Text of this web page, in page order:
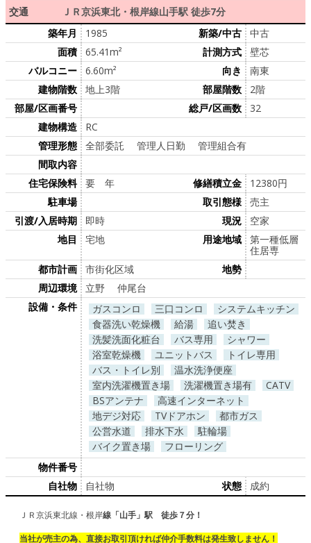
交通
ＪＲ京浜東北・根岸線山手駅 徒歩7分
築年月
1985 新築/中古
中古
面積
65.41m² 計測方式
壁芯
バルコニー
6.60m² 向き
南東
建物階数
地上3階 部屋階数
2階
部屋/区画番号
総戸/区画数
32
建物構造
RC
管理形態
全部委託 管理人日勤 管理組合有
間取内容
住宅保険料
要 年 修繕積立金
12380円
駐車場
取引態様
売主
引渡/入居時期
即時 現況
空家
地目
宅地 用途地域
第一種低層
住居専
都市計画
市街化区域
地勢
周辺環境
立野 仲尾台
設備・条件
ガスコンロ 三口コンロ
システムキッチン
食器洗い乾燥機
給湯
追い焚き
洗髪洗面化粧台
バス専用
シャワー
浴室乾燥機
ユニットバス
トイレ専用
バス・トイレ別
温水洗浄便座
室内洗濯機置き場
洗濯機置き場有
CATV
BSアンテナ
高速インターネット
地デジ対応
TVドアホン
都市ガス
公営水道
排水下水
駐輪場
バイク置き場
フローリング
物件番号
自社物
自社物 状態 成約
ＪＲ京浜東北線・根岸線「山手」駅 徒歩７分！
当社が売主の為、直接お取引頂ければ仲介手数料は発生致しません！